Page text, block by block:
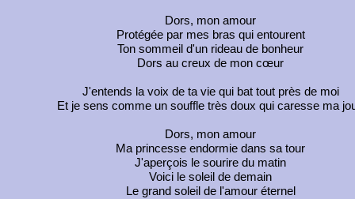
Dors, mon amour
Protégée par mes bras qui entourent
Ton sommeil d'un rideau de bonheur
Dors au creux de mon cœur
J'entends la voix de ta vie qui bat tout près de moi
Et je sens comme un souffle très doux qui caresse ma
Dors, mon amour
Ma princesse endormie dans sa tour
J'aperçois le sourire du matin
Voici le soleil de demain
Le grand soleil de l'amour éternel